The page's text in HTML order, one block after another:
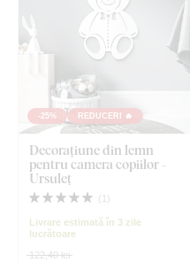
-25% REDUCERI 🔥
Decorațiune din lemn
pentru camera copiilor -
Ursuleț
( 1 )
Livrare estimată în 3 zile
lucrătoare
122,40 lei